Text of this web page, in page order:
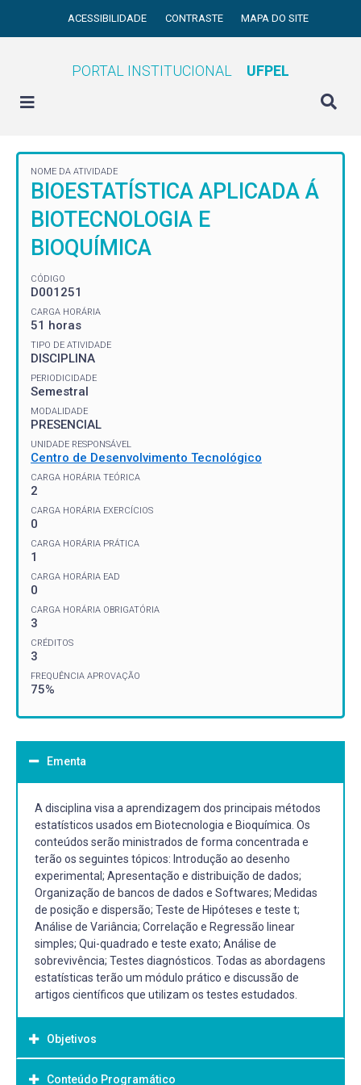
ACESSIBILIDADE CONTRASTE MAPA DO SITE
PORTAL INSTITUCIONAL UFPEL
NOME DA ATIVIDADE
BIOESTATÍSTICA APLICADA Á
BIOTECNOLOGIA E
BIOQUÍMICA
CÓDIGO
D001251
CARGA HORÁRIA
51 horas
TIPO DE ATIVIDADE
DISCIPLINA
PERIODICIDADE
Semestral
MODALIDADE
PRESENCIAL
UNIDADE RESPONSÁVEL
Centro de Desenvolvimento Tecnológico
CARGA HORÁRIA TEÓRICA
2
CARGA HORÁRIA EXERCÍCIOS
0
CARGA HORÁRIA PRÁTICA
1
CARGA HORÁRIA EAD
0
CARGA HORÁRIA OBRIGATÓRIA
3
CRÉDITOS
3
FREQUÊNCIA APROVAÇÃO
75%
Ementa
A disciplina visa a aprendizagem dos principais métodos
estatísticos usados em Biotecnologia e Bioquímica. Os
conteúdos serão ministrados de forma concentrada e
terão os seguintes tópicos: Introdução ao desenho
experimental; Apresentação e distribuição de dados;
Organização de bancos de dados e Softwares; Medidas
de posição e dispersão; Teste de Hipóteses e teste t;
Análise de Variância; Correlação e Regressão linear
simples; Qui-quadrado e teste exato; Análise de
sobrevivência; Testes diagnósticos. Todas as abordagens
estatísticas terão um módulo prático e discussão de
artigos científicos que utilizam os testes estudados.
Objetivos
Conteúdo Programático